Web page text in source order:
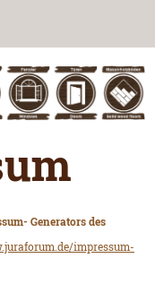
Generators des
impressum-